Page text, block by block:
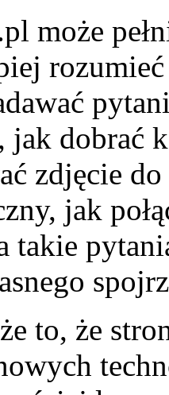
może
jak dobrać
zdjęcie
jak
takie
to, że